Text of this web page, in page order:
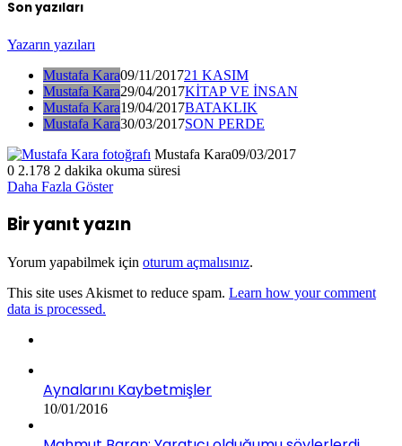
Son yazıları
Yazarın yazıları
Mustafa Kara09/11/201721 KASIM
Mustafa Kara29/04/2017KİTAP VE İNSAN
Mustafa Kara19/04/2017BATAKLIK
Mustafa Kara30/03/2017SON PERDE
Mustafa Kara09/03/2017
0 2.178 2 dakika okuma süresi
Daha Fazla Göster
Bir yanıt yazın
Yorum yapabilmek için oturum açmalısınız.
This site uses Akismet to reduce spam. Learn how your comment
data is processed.
Aynalarını Kaybetmişler
10/01/2016